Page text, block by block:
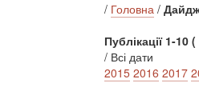
/ Головна /
Публікації 1-10
/ Всі дати
2015 2016 2017